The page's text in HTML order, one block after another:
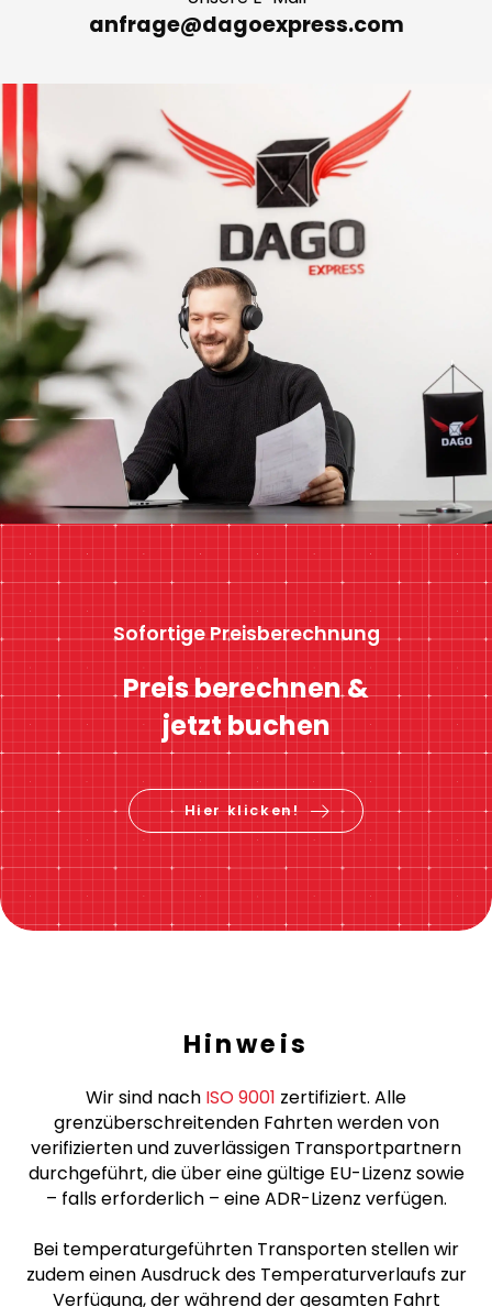
anfrage@dagoexpress.com
Sofortige Preisberechnung
Preis berechnen &
jetzt buchen
Hinweis
Wir sind nach ISO 9001zertifiziert. Alle
verifizierten und zuverlässigen Transportpartnern
durchgeführt, die über eine gültige EU-Lizenz sowie
– falls erforderlich – eine ADR-Lizenz verfügen.